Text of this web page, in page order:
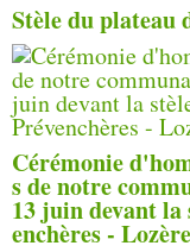
Stèle du plateau
Cérémonie
s de notre
13 juin devant la
enchères -